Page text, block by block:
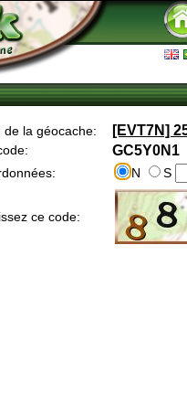
de la géocache: [EVT7N]
GC5Y0N1
N S
ce code: